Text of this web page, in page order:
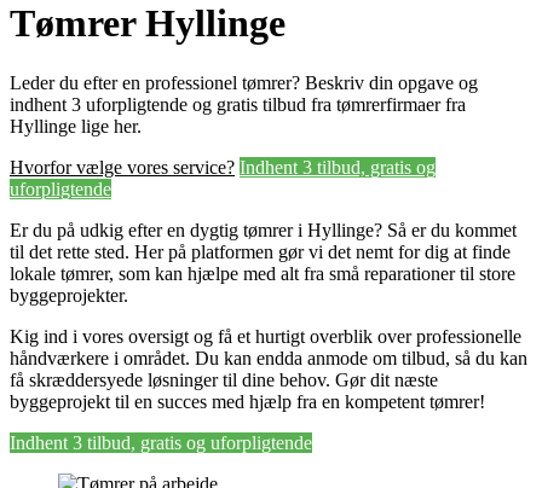
Tømrer Hyllinge
Leder du efter en professionel tømrer? Beskriv din opgave og
indhent 3 uforpligtende og gratis tilbud fra tømrerfirmaer fra
Hyllinge lige her.
Hvorfor vælge vores service? Indhent 3 tilbud, gratis og
uforpligtende
Er du på udkig efter en dygtig tømrer i Hyllinge? Så er du kommet
til det rette sted. Her på platformen gør vi det nemt for dig at finde
lokale tømrer, som kan hjælpe med alt fra små reparationer til store
byggeprojekter.
Kig ind i vores oversigt og få et hurtigt overblik over professionelle
håndværkere i området. Du kan endda anmode om tilbud, så du kan
få skræddersyede løsninger til dine behov. Gør dit næste
byggeprojekt til en succes med hjælp fra en kompetent tømrer!
Indhent 3 tilbud, gratis og uforpligtende